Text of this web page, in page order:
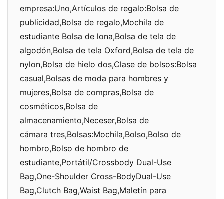
empresa:Uno,Artículos de regalo:Bolsa de
publicidad,Bolsa de regalo,Mochila de
estudiante Bolsa de lona,Bolsa de tela de
algodón,Bolsa de tela Oxford,Bolsa de tela de
nylon,Bolsa de hielo dos,Clase de bolsos:Bolsa
casual,Bolsas de moda para hombres y
mujeres,Bolsa de compras,Bolsa de
cosméticos,Bolsa de
almacenamiento,Neceser,Bolsa de
cámara tres,Bolsas:Mochila,Bolso,Bolso de
hombro,Bolso de hombro de
estudiante,Portátil/Crossbody Dual-Use
Bag,One-Shoulder Cross-BodyDual-Use
Bag,Clutch Bag,Waist Bag,Maletín para